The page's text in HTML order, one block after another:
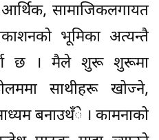
सामाजिकलगायत
भूमिका अत्यन्तै
छ । मैले शुरू शुरूमा
साथीहरू खोज्ने,
बनाउथँे । कामनाको